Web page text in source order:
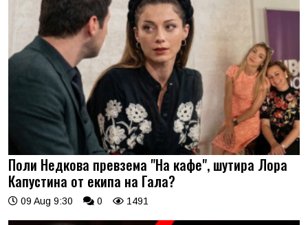
Поли Недкова превзема "На кафе", шутира Лора
Капустина от екипа на Гала?
09 Aug 9:30 0 1491